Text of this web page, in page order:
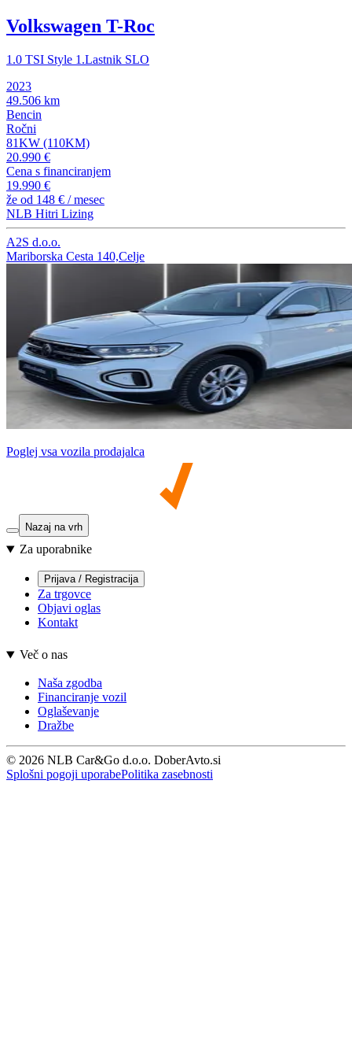
Volkswagen T-Roc
1.0 TSI Style 1.Lastnik SLO
2023
49.506 km
Bencin
Ročni
81KW (110KM)
20.990 €
Cena s financiranjem
19.990 €
že od 148 € / mesec
NLB Hitri Lizing
A2S d.o.o.
Mariborska Cesta 140,Celje
Poglej vsa vozila prodajalca
Nazaj na vrh
Za uporabnike
Prijava / Registracija
Za trgovce
Objavi oglas
Kontakt
Več o nas
Naša zgodba
Financiranje vozil
Oglaševanje
Dražbe
© 2026 NLB Car&Go d.o.o. DoberAvto.si
Splošni pogoji uporabePolitika zasebnosti